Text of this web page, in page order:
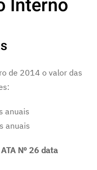
Interno
de 2014 o valor das
anuais
anuais
Nº 26 data